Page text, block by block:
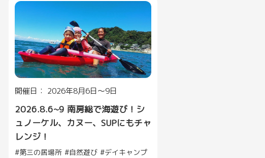
開催日： 2026年8月6日～9日
2026.8.6~9 南房総で海遊び！シ
ュノーケル、カヌー、SUPにもチャ
レンジ！
第三の居場所 自然遊び
デイキャンプ